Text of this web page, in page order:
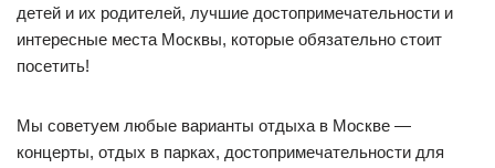
детей и их родителей, лучшие достопримечательности и
интересные места Москвы, которые обязательно стоит
посетить!
Мы советуем любые варианты отдыха в Москве —
концерты, отдых в парках, достопримечательности для